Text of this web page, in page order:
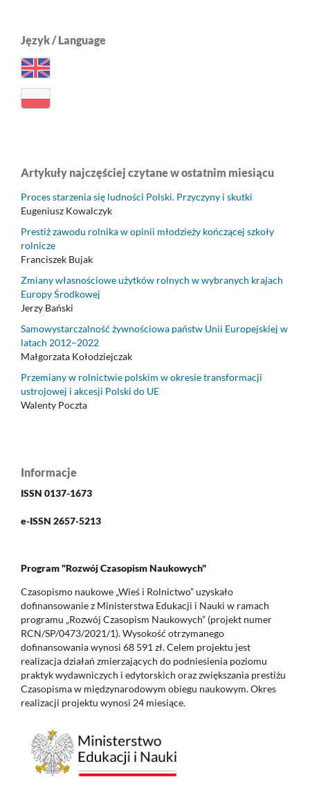
Język / Language
Artykuły najczęściej czytane w ostatnim miesiącu
Proces starzenia się ludności Polski. Przyczyny i skutki
Eugeniusz Kowalczyk
Prestiż zawodu rolnika w opinii młodzieży kończącej szkoły
rolnicze
Franciszek Bujak
Zmiany własnościowe użytków rolnych w wybranych krajach
Europy Środkowej
Jerzy Bański
Samowystarczalność żywnościowa państw Unii Europejskiej w
latach 2012–2022
Małgorzata Kołodziejczak
Przemiany w rolnictwie polskim w okresie transformacji
ustrojowej i akcesji Polski do UE
Walenty Poczta
Informacje
ISSN 0137-1673
e-ISSN 2657-5213
Program "Rozwój Czasopism Naukowych"
Czasopismo naukowe „Wieś i Rolnictwo” uzyskało
dofinansowanie z Ministerstwa Edukacji i Nauki w ramach
programu „Rozwój Czasopism Naukowych” (projekt numer
RCN/SP/0473/2021/1). Wysokość otrzymanego
dofinansowania wynosi 68 591 zł. Celem projektu jest
realizacja działań zmierzających do podniesienia poziomu
praktyk wydawniczych i edytorskich oraz zwiększania prestiżu
Czasopisma w międzynarodowym obiegu naukowym. Okres
realizacji projektu wynosi 24 miesiące.